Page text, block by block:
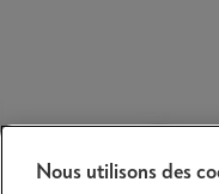
Nous utilisons des